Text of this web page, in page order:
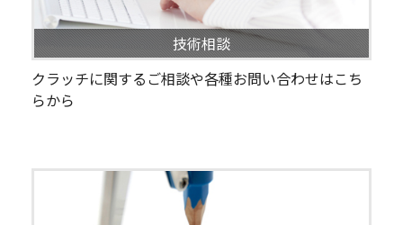
技術相談
クラッチに関するご相談や各種お問い合わせはこち
らから